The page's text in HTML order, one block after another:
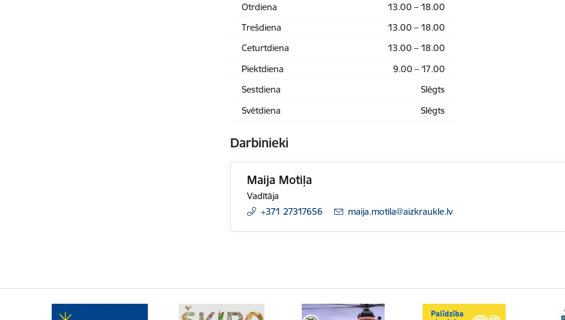
Otrdiena
13.00 – 18.00
Trešdiena
13.00 – 18.00
Ceturtdiena
13.00 – 18.00
Piektdiena
9.00 – 17.00
Sestdiena
Slēgts
Svētdiena
Slēgts
Darbinieki
Maija Motiļa
Vadītāja
+371 27317656
E-pasts:
maija.motila@aizkraukle.lv